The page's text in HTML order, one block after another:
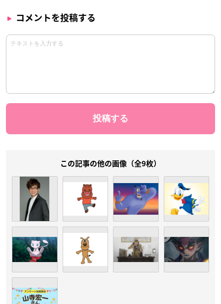
コメントを投稿する
この記事の他の画像（全9枚）